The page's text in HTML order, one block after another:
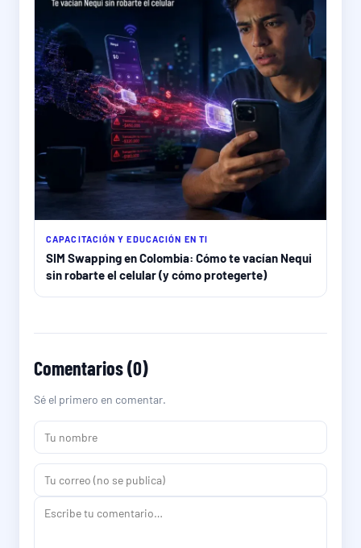
CAPACITACIÓN Y EDUCACIÓN EN TI
SIM Swapping en Colombia: Cómo te vacían Nequi
sin robarte el celular (y cómo protegerte)
Comentarios (0)
Sé el primero en comentar.